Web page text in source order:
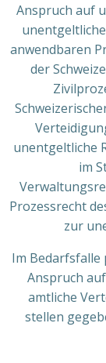
Anspruch auf
anwendbaren
der
unentgeltliche
im
Prozessrecht
zur
Im Bedarfsfalle
Anspruch
amtliche
stellen